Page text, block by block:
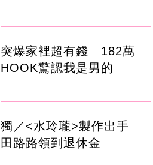
突爆家裡超有錢 182萬
HOOK驚認我是男的
獨／<水玲瓏>製作出手
田路路領到退休金